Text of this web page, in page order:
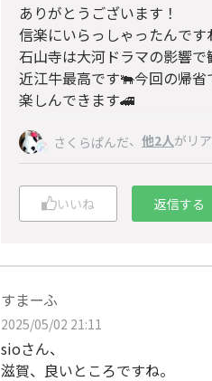
ありがとうございます！
信楽にいらっしゃったんです
石山寺は大河ドラマの影響
近江牛最高です🐃今回の帰
楽しんできます🚄
さくらぱんだ、 他2人がリ
いいね 返信する
すまーふ
2025/05/02 21:11
sioさん、
滋賀、良いところですね。